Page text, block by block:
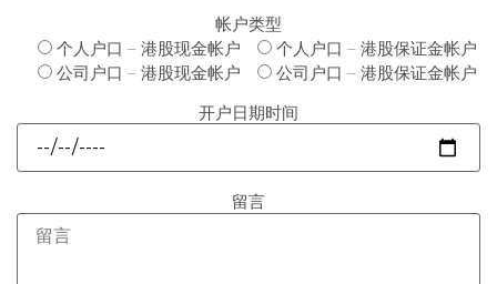
帐户类型
个人户口 – 港股现金帐户
个人户口 – 港股保证金帐户
公司户口 – 港股现金帐户
公司户口 – 港股保证金帐户
开户日期时间
留言